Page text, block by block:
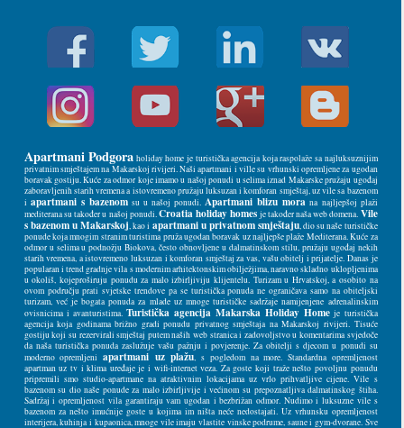
Apartmani Podgora holiday home je turistička agencija koja raspolaže sa najluksuznijim
privatnim smještajem na Makarskoj rivijeri. Naši apartmani i ville su vrhunski opremljene za ugodan
boravak gostiju. Kuće za odmor koje imamo u našoj ponudi u selima iznad Makarske pružaju ugođaj
zaboravljenih starih vremena a istovremeno pružaju luksuzan i komforan smještaj, uz vile sa bazenom
i apartmani s bazenomsu u našoj ponudi.Apartmani blizu mora na najljepšoj plaži
mediterana su također u našoj ponudi.Croatia holiday homes je također naša web domena. Vile
s bazenom u Makarskoj, kao i apartmani u privatnom smještaju, dio su naše turističke
ponude koja mnogim stranim turistima pruža ugodan boravak uz najljepše plaže Mediterana. Kuće za
odmor u selima u podnožju Biokova, često obnovljene u dalmatinskom stilu, pružaju ugođaj nekih
starih vremena, a istovremeno luksuzan i komforan smještaj za vas, vašu obitelj i prijatelje. Danas je
popularan i trend gradnje vila s modernim arhitektonskim obilježjima, naravno skladno uklopljenima
u okoliš, kojeproširuju ponudu za malo izbirljiviju klijentelu. Turizam u Hrvatskoj, a osobito na
ovom području prati svjetske trendove pa se turistička ponuda ne ograničava samo na obiteljski
turizam, već je bogata ponuda za mlade uz mnoge turističke sadržaje namijenjene adrenalinskim
ovisnicima i avanturistima. Turistička agencija Makarska Holiday Home je turistička
agencija koja godinama brižno gradi ponudu privatnog smještaja na Makarskoj rivijeri. Tisuće
gostiju koji su rezervirali smještaj putem naših web stranica i zadovoljstvo u komentarima svjedoče
da naša turistička ponuda zaslužuje vašu pažnju i povjerenje. Za obitelji s djecom u ponudi su
moderno opremljeniapartmani uz plažu, s pogledom na more. Standardna opremljenost
apartman uz tv i klima uređaje je i wifi-internet veza. Za goste koji traže nešto povoljnu ponudu
pripremili smo studio-apartmane na atraktivnim lokacijama uz vrlo prihvatljive cijene. Vile s
bazenom su dio naše ponude za malo izbirljivije i većinom su prepoznatljiva dalmatinskog štiha.
Sadržaj i opremljenost vila garantiraju vam ugodan i bezbrižan odmor. Nudimo i luksuzne vile s
bazenom za nešto imućnije goste u kojima im ništa neće nedostajati. Uz vrhunsku opremljenost
interijera, kuhinja i kupaonica, mnoge vile imaju vlastite vinske podrume, saune i gym-dvorane. Sve